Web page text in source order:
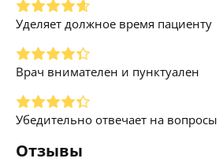
Уделяет должное время пациенту
Врач внимателен и пунктуален
Убедительно отвечает на вопросы
Отзывы